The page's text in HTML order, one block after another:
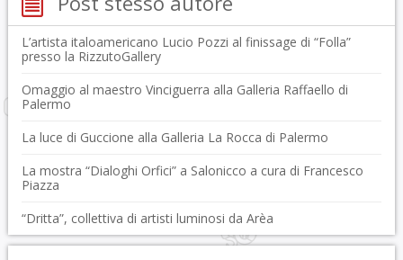
L’artista italoamericano Lucio Pozzi al finissage di “Folla”
presso la RizzutoGallery
Omaggio al maestro Vinciguerra alla Galleria Raffaello di
Palermo
La luce di Guccione alla Galleria La Rocca di Palermo
La mostra “Dialoghi Orfici” a Salonicco a cura di Francesco
Piazza
“Dritta”, collettiva di artisti luminosi da Arèa